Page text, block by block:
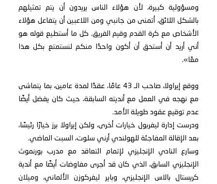
ومسؤولية كبيرة، لأن هؤلاء الناس يريدون أن يتم تمثيلهم
بالشكل اللائق، أتمنى من جانبي ومن اللاعبين أن يتفاعل هؤلاء
الأشخاص مع كرة القدم وقيم الفريق. كل ما أستطيع قوله هو
أني أريد أن أستحق أن أكون واحدًا منكم لنستمتع بكل هذا
معًا».
ووقع إيراولا، صاحب الـ 43 عامًا، عقدًا لمدة عامين، بما يتماشى
مع نهجه في العمل مع أنديته السابقة، حيث كان يفضل أيضًا
عدم توقيع عقود طويلة الأمد.
ودرست إدارة ليفربول خيارات أخرى، ولكن إيراولا برز خيارًا رئيسًا،
بعد الإقالة المفاجئة للهولندي أرني سلوت، السبت الماضي.
وسارع النادي الإنجليزي لإتمام التعاقد مع مدرب بورنموث
الإنجليزي السابق، الذي كان قد أجرى مفاوضات أيضًا مع أندية
كريستال بالاس الإنجليزي، وباير ليفركوزن الألماني، وميلان